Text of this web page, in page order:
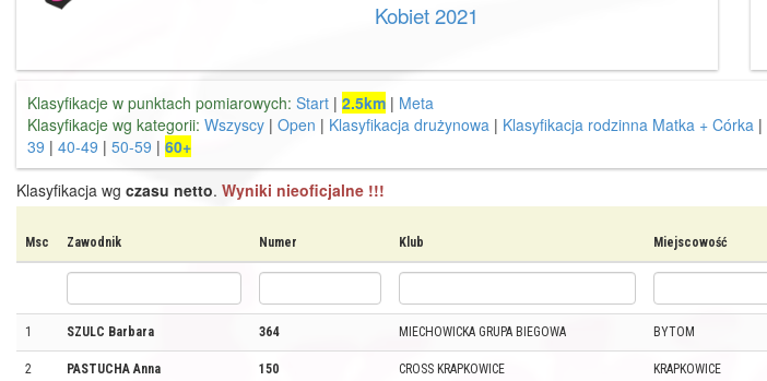
Kobiet 2021
Klasyfikacje w punktach pomiarowych: Start | 2.5km | Meta
Klasyfikacje wg kategorii: Wszyscy | Open | Klasyfikacja drużynowa | Klasyfikacja rodzinna Matka + Córka |
39 | 40-49 | 50-59 | 60+
Klasyfikacja wg czasu netto. Wyniki nieoficjalne !!!
Msc Zawodnik Numer Klub Miejscowość
1 SZULC Barbara 364 MIECHOWICKA GRUPA BIEGOWA BYTOM
2 PASTUCHA Anna 150 CROSS KRAPKOWICE KRAPKOWICE